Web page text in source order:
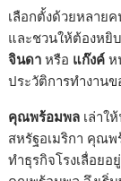
เลือกตั้งด้วยหลาย
และชวนให้ต้องหยิ
จินดา หรือ แก๊งค์ ห
ประวัติการทำงาน
คุณพร้อมพล เล่าใ
สหรัฐอเมริกา คุณ
ทำธุรกิจโรงเลื่อยอ